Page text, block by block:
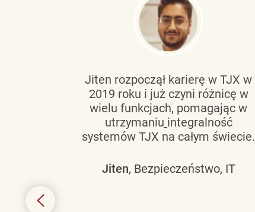
Jiten rozpoczął karierę w TJX w
2019 roku i już czyni różnicę w
wielu funkcjach, pomagając w
utrzymaniu integralność
systemów TJX na całym świecie.
Jiten, Bezpieczeństwo, IT